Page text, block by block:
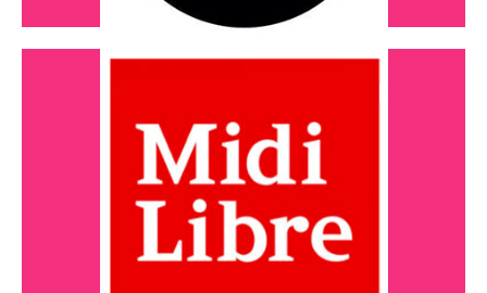
JUIN 2024
Le Projet Halles Numériques présenté
Lire l'article